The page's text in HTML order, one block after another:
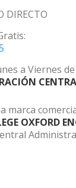
DIRECTO
a Viernes de
marca
OXFORD